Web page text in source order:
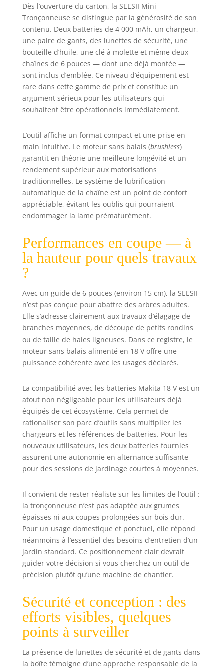
C’est le cadeau
parfait pour les
amateurs de
bricolage qui
recherchent une
tronçonneuse sur
batterie fiable et
performante
Moteur Brushless
de 1000W : Cette
tronçonneuse
équipée d’un
moteur sans
balais avancé,
réduisant la
friction
maximisant
l’efficacité
énergétique. Sa
de 10 m/s permet
de couper un
tronc de 15 cm de
Augmente
l’efficacité de
coupe de 30 % et
double la durée
de vie de
l’appareil. Vous
bénéficiez d’une
coupe continue et
évitant les
remplacements
fréquents de
machine 2
Batteries de 4000
mAh : Profitez
d’un plaisir illimité
dans vos projets
extérieurs grâce à
tronconneuse a
batterie, livrée
avec deux
batteries
puissantes de
4000 mAh
chacune. Vous
obtenez jusqu’à
100 minutes
idéal pour de gros
travaux de
jardinage. Son
design sans fil
vous offre une
liberté de
mouvement
Dès l’ouverture du carton, la SEESII Mini
Tronçonneuse se distingue par la générosité de son
contenu. Deux batteries de 4 000 mAh, un chargeur,
une paire de gants, des lunettes de sécurité, une
bouteille d’huile, une clé à molette et même deux
chaînes de 6 pouces — dont une déjà montée —
sont inclus d’emblée. Ce niveau d’équipement est
rare dans cette gamme de prix et constitue un
argument sérieux pour les utilisateurs qui
souhaitent être opérationnels immédiatement.
L’outil affiche un format compact et une prise en
main intuitive. Le moteur sans balais (brushless)
garantit en théorie une meilleure longévité et un
rendement supérieur aux motorisations
traditionnelles. Le système de lubrification
automatique de la chaîne est un point de confort
appréciable, évitant les oublis qui pourraient
endommager la lame prématurément.
Performances en coupe — à
la hauteur pour quels travaux
?
Avec un guide de 6 pouces (environ 15 cm), la SEESII
n’est pas conçue pour abattre des arbres adultes.
Elle s’adresse clairement aux travaux d’élagage de
branches moyennes, de découpe de petits rondins
ou de taille de haies ligneuses. Dans ce registre, le
moteur sans balais alimenté en 18 V offre une
puissance cohérente avec les usages déclarés.
La compatibilité avec les batteries Makita 18 V est un
atout non négligeable pour les utilisateurs déjà
équipés de cet écosystème. Cela permet de
rationaliser son parc d’outils sans multiplier les
chargeurs et les références de batteries. Pour les
nouveaux utilisateurs, les deux batteries fournies
assurent une autonomie en alternance suffisante
pour des sessions de jardinage courtes à moyennes.
Il convient de rester réaliste sur les limites de l’outil :
la tronçonneuse n’est pas adaptée aux grumes
épaisses ni aux coupes prolongées sur bois dur.
Pour un usage domestique et ponctuel, elle répond
néanmoins à l’essentiel des besoins d’entretien d’un
jardin standard. Ce positionnement clair devrait
guider votre décision si vous cherchez un outil de
précision plutôt qu’une machine de chantier.
Sécurité et conception : des
efforts visibles, quelques
points à surveiller
La présence de lunettes de sécurité et de gants dans
la boîte témoigne d’une approche responsable de la